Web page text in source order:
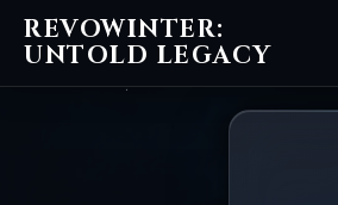
REVOWINTER:
UNTOLD LEGACY